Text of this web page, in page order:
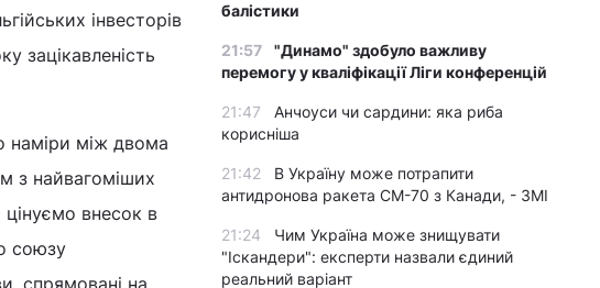
інвесторів
зацікавленість
наміри між двома
з найвагоміших
цінуємо внесок в
союзу
спрямовані на
балістики
21:57
"Динамо" здобуло важливу
перемогу у кваліфікації Ліги конференцій
21:47
Анчоуси чи сардини: яка риба
корисніша
21:42
В Україну може потрапити
антидронова ракета CM-70 з Канади, - ЗМІ
21:24
Чим Україна може знищувати
"Іскандери": експерти назвали єдиний
реальний варіант